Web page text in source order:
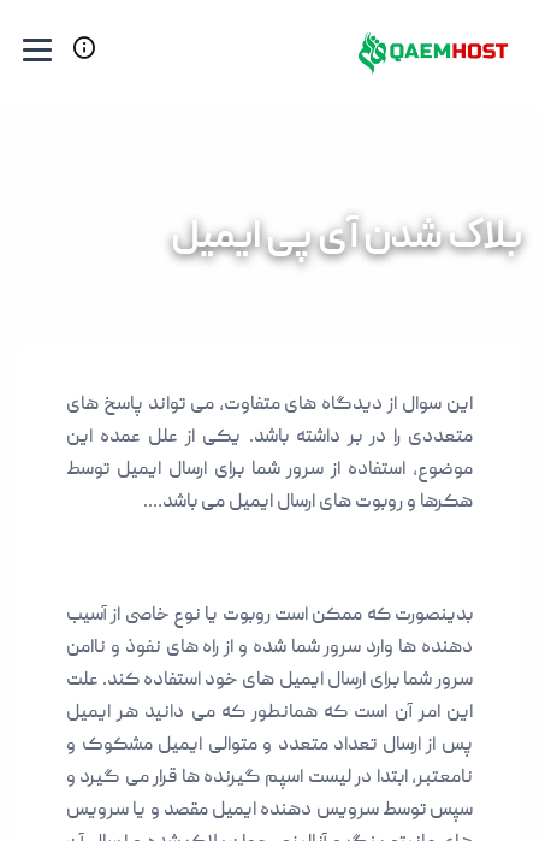
بلاک شدن آی پی ایمیل
این سوال از دیدگاه های متفاوت، می تواند پاسخ های
متعددی را در بر داشته باشد. یکی از علل عمده این
موضوع، استفاده از سرور شما برای ارسال ایمیل توسط
هکرها و روبوت های ارسال ایمیل می باشد….
بدینصورت که ممکن است روبوت یا نوع خاصی از آسیب
دهنده ها وارد سرور شما شده و از راه های نفوذ و ناامن
سرور شما برای ارسال ایمیل های خود استفاده کند. علت
این امر آن است که همانطور که می دانید هر ایمیل
پس از ارسال تعداد متعدد و متوالی ایمیل مشکوک و
نامعتبر، ابتدا در لیست اسپم گیرنده ها قرار می گیرد و
سپس توسط سرویس دهنده ایمیل مقصد و یا سرویس